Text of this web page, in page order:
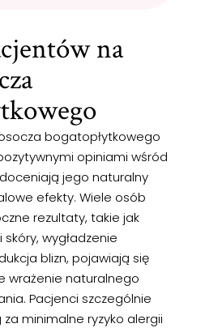
na
bogatopłytkowego
opiniami wśród
jego naturalny
efekty. Wiele osób
rezultaty, takie jak
wygładzenie
blizn, pojawiają się
wrażenie naturalnego
Pacjenci szczególnie
minimalne ryzyko alergii